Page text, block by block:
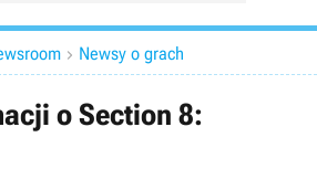
 Newsy o grach
o Section 8: